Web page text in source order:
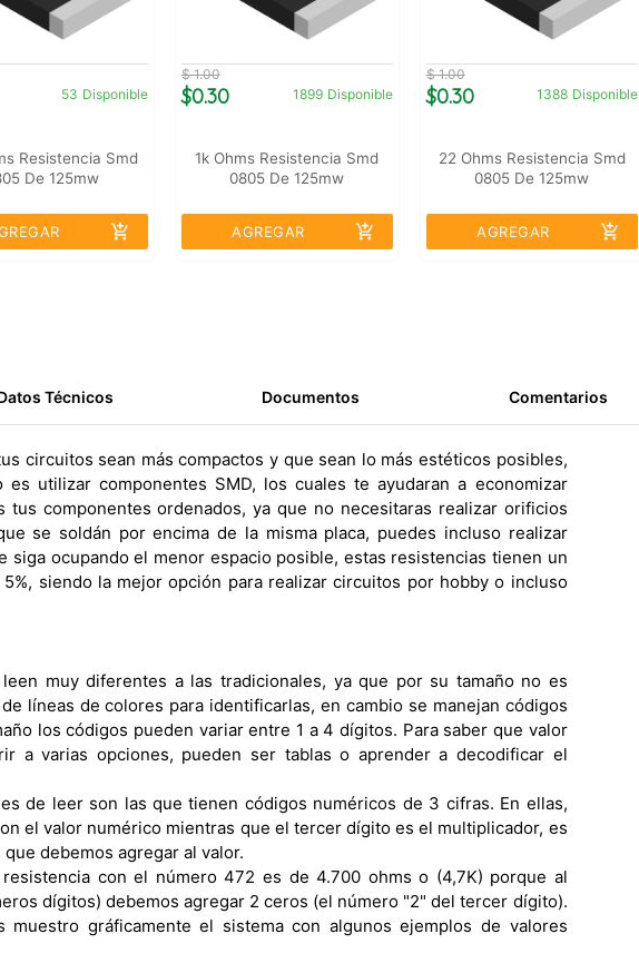
53 Disponible
Resistencia Smd
De 125mw
add_shopping_cart
$ 1.00
$0.30 1899 Disponible
1k Ohms Resistencia Smd
0805 De 125mw
AGREGAR add_shopping_cart
$ 1.00
$0.30 1388 Disponible
22 Ohms Resistencia Smd
0805 De 125mw
AGREGAR add_shopping_cart
Técnicos Documentos Comentarios
circuitos sean más compactos y que sean lo más estéticos posibles,
utilizar componentes SMD, los cuales te ayudaran a economizar
tus componentes ordenados, ya que no necesitaras realizar orificios
se soldán por encima de la misma placa, puedes incluso realizar
siga ocupando el menor espacio posible, estas resistencias tienen un
siendo la mejor opción para realizar circuitos por hobby o incluso
muy diferentes a las tradicionales, ya que por su tamaño no es
líneas de colores para identificarlas, en cambio se manejan códigos
los códigos pueden variar entre 1 a 4 dígitos. Para saber que valor
a varias opciones, pueden ser tablas o aprender a decodificar el
de leer son las que tienen códigos numéricos de 3 cifras. En ellas,
el valor numérico mientras que el tercer dígito es el multiplicador, es
debemos agregar al valor.
con el número 472 es de 4.700 ohms o (4,7K) porque al
dígitos) debemos agregar 2 ceros (el número "2" del tercer dígito).
muestro gráficamente el sistema con algunos ejemplos de valores